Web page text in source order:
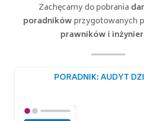
Zachęcamy do pobrania
poradników przygotowanych
prawników i
PORADNIK: AUDYT